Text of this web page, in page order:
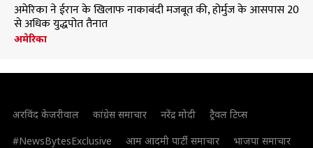
अमेरिका ने ईरान के खिलाफ नाकाबंदी मजबूत की, होर्मुज के आसपास 20
से अधिक युद्धपोत तैनात
अमेरिका
अरविंद केजरीवाल कांग्रेस समाचार नरेंद्र मोदी
ट्रैवल टिप्स
#NewsBytesExclusive
आम आदमी पार्टी समाचार
भाजपा समाचार